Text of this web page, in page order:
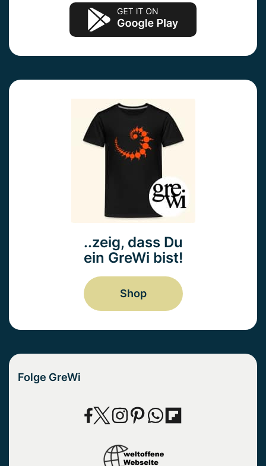
..zeig, dass Du
ein GreWi bist!
Shop
Folge GreWi